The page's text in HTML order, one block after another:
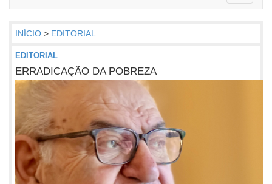
INÍCIO > EDITORIAL
EDITORIAL
ERRADICAÇÃO DA POBREZA